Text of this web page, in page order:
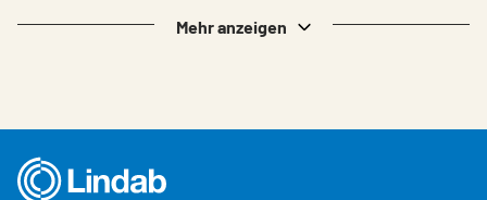
Mehr anzeigen